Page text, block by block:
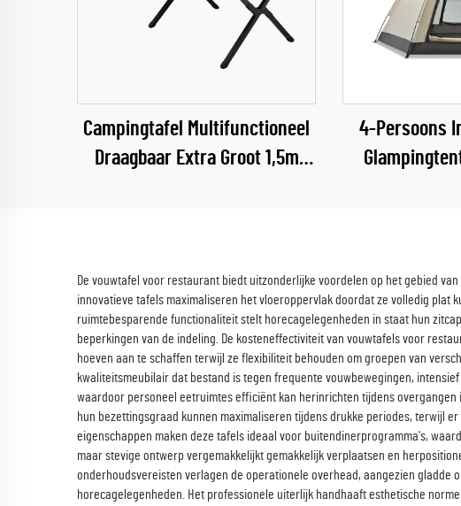
Campingtafel Multifunctioneel
Draagbaar Extra Groot 1,5m
4-Persoons
De vouwtafel voor restaurant biedt uitzonderlijke voordelen op het gebied
innovatieve tafels maximaliseren het vloeroppervlak doordat ze volledig plat
ruimtebesparende functionaliteit stelt horecagelegenheden in staat hun
beperkingen van de indeling. De kosteneffectiviteit van vouwtafels voor
hoeven aan te schaffen terwijl ze flexibiliteit behouden om groepen van
kwaliteitsmeubilair dat bestand is tegen frequente vouwbewegingen,
waardoor personeel eetruimtes efficiënt kan herinrichten tijdens
hun bezettingsgraad kunnen maximaliseren tijdens drukke periodes, terwijl
eigenschappen maken deze tafels ideaal voor buitendinerprogramma's,
maar stevige ontwerp vergemakkelijkt gemakkelijk verplaatsen en
onderhoudsvereisten verlagen de operationele overhead, aangezien
horecagelegenheden. Het professionele uiterlijk handhaaft esthetische